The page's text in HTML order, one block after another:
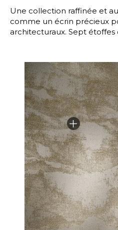
Une collection raffinée et
comme un écrin précieux
architecturaux. Sept étoffes
l’espace de profondeur,
Broderies
accents métallisés,
sophistiqués témoignent
dans chaque création. Les
surfaces précieuses
satinés, métaux lumineux,
composent un dialogue de